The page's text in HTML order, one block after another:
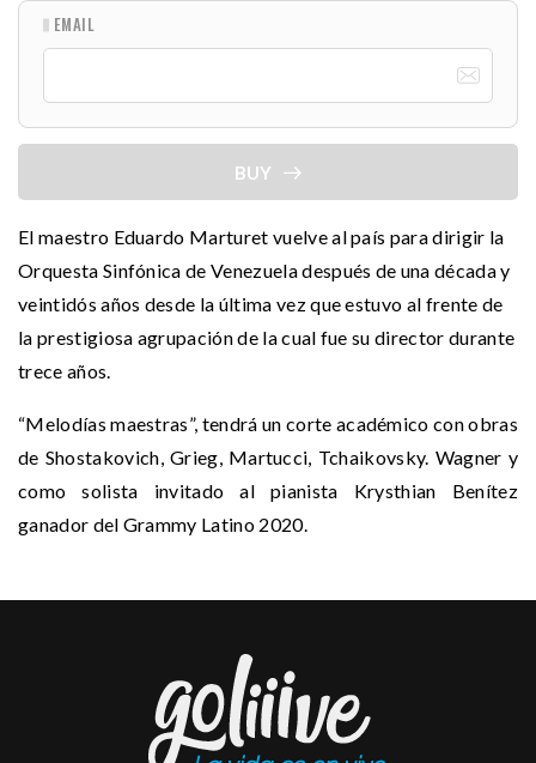
EMAIL
BUY
El maestro Eduardo Marturet vuelve al país para dirigir la
Orquesta Sinfónica de Venezuela después de una década y
veintidós años desde la última vez que estuvo al frente de
la prestigiosa agrupación de la cual fue su director durante
trece años.
“Melodías maestras”, tendrá un corte académico con obras
de Shostakovich, Grieg, Martucci, Tchaikovsky. Wagner y
como solista invitado al pianista Krysthian Benítez
ganador del Grammy Latino 2020.